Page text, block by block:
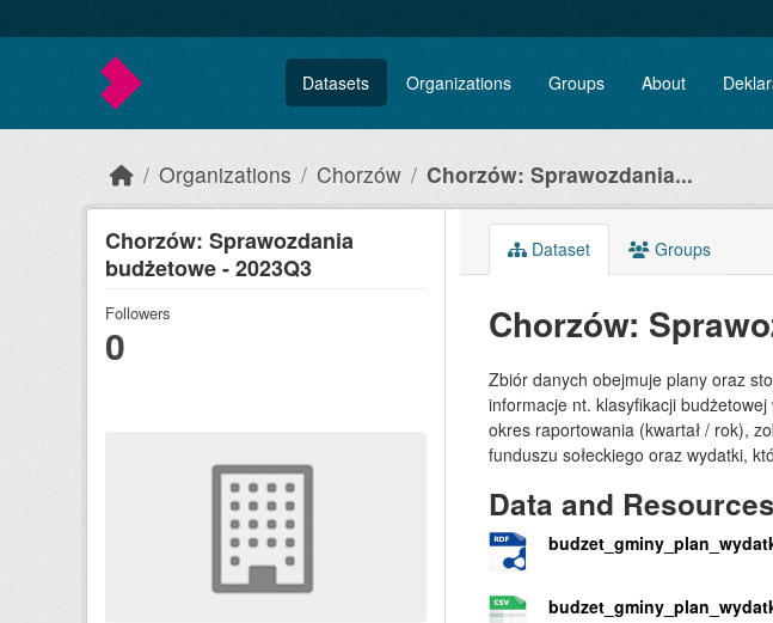
Datasets Organizations Groups About
Organizations Chorzów Chorzów: Sprawozdania...
Chorzów: Sprawozdania
budżetowe - 2023Q3
Followers
0
Dataset Groups
Chorzów:
Zbiór danych obejmuje plany oraz
informacje nt. klasyfikacji
okres raportowania (kwartał / rok),
funduszu sołeckiego oraz wydatki,
Data and Resources